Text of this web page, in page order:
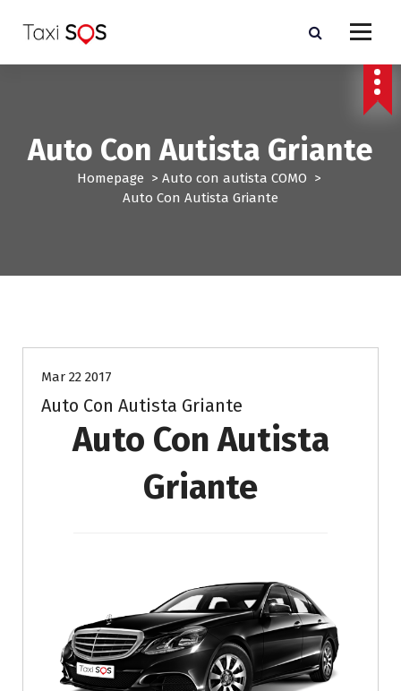
a
Auto Con Autista Griante
Homepage > Auto con autista COMO >
Auto Con Autista Griante
Mar 22 2017
Auto Con Autista Griante
Auto Con Autista
Griante